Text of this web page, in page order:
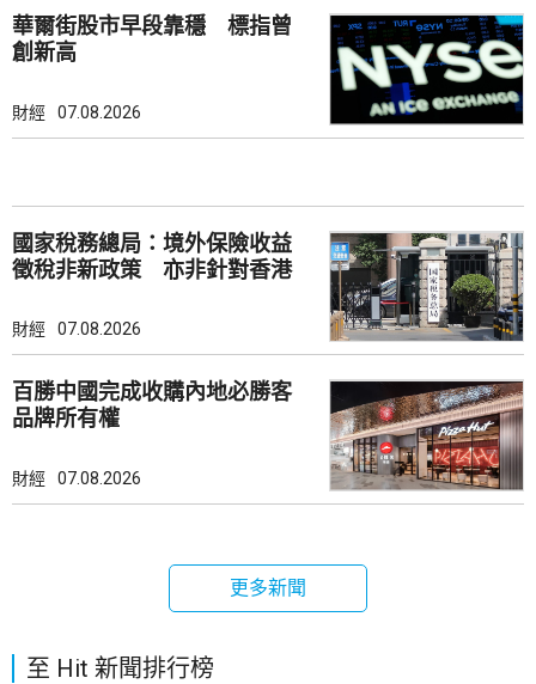
華爾街股市早段靠穩 標指曾
創新高
財經 07.08.2026
國家稅務總局：境外保險收益
徵稅非新政策 亦非針對香港
財經 07.08.2026
百勝中國完成收購內地必勝客
品牌所有權
財經 07.08.2026
更多新聞
至 Hit 新聞排行榜